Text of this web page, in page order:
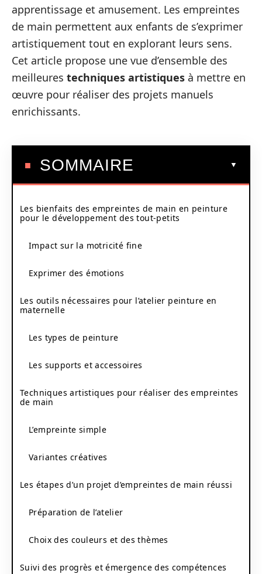
apprentissage et amusement. Les empreintes
de main permettent aux enfants de s’exprimer
artistiquement tout en explorant leurs sens.
Cet article propose une vue d’ensemble des
meilleures techniques artistiques à mettre en
œuvre pour réaliser des projets manuels
enrichissants.
SOMMAIRE
Les bienfaits des empreintes de main en peinture
pour le développement des tout-petits
Impact sur la motricité fine
Exprimer des émotions
Les outils nécessaires pour l’atelier peinture en
maternelle
Les types de peinture
Les supports et accessoires
Techniques artistiques pour réaliser des empreintes
de main
L’empreinte simple
Variantes créatives
Les étapes d’un projet d’empreintes de main réussi
Préparation de l’atelier
Choix des couleurs et des thèmes
Suivi des progrès et émergence des compétences